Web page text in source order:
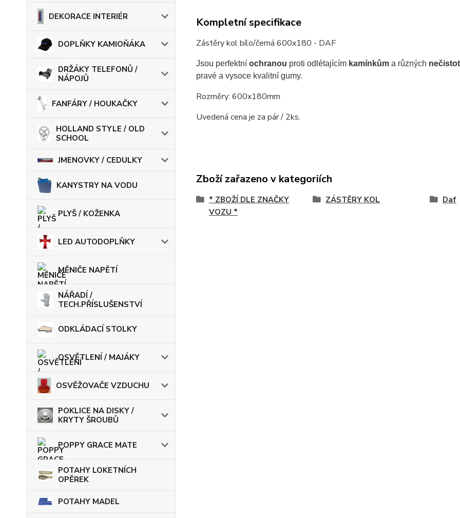
DEKORACE INTERIÉR
DOPLŇKY KAMIOŇÁKA
DRŽÁKY TELEFONŮ /
NÁPOJŮ
FANFÁRY / HOUKAČKY
HOLLAND STYLE / OLD
SCHOOL
JMENOVKY / CEDULKY
KANYSTRY NA VODU
PLYŠ / KOŽENKA
LED AUTODOPLŇKY
MĚNIČE NAPĚTÍ
NÁŘADÍ /
TECH.PŘÍSLUŠENSTVÍ
ODKLÁDACÍ STOLKY
OSVĚTLENÍ / MAJÁKY
OSVĚŽOVAČE VZDUCHU
POKLICE NA DISKY /
KRYTY ŠROUBŮ
POPPY GRACE MATE
POTAHY LOKETNÍCH
OPĚREK
POTAHY MADEL
Kompletní specifikace
Zástěry kol bílo/černá 600x180 - DAF
Jsou perfektní ochranou proti odlétajícím kamínkůma různých nečistot
pravé a vysoce kvalitní gumy.
Rozměry: 600x180mm
Uvedená cena je za pár / 2ks.
Zboží zařazeno v kategoriích
* ZBOŽÍ DLE ZNAČKY
VOZU *
ZÁSTĚRY KOL Daf